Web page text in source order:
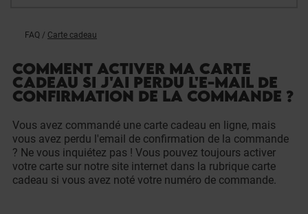
FAQ / Carte cadeau
COMMENT ACTIVER MA CARTE
CADEAU SI J'AI PERDU L'E-MAIL DE
CONFIRMATION DE LA COMMANDE ?
Vous avez commandé une carte cadeau en ligne, mais
vous avez perdu l'email de confirmation de la commande
? Ne vous inquiétez pas ! Vous pouvez toujours activer
votre carte sur notre site internet dans la rubrique carte
cadeau si vous avez noté votre numéro de commande.